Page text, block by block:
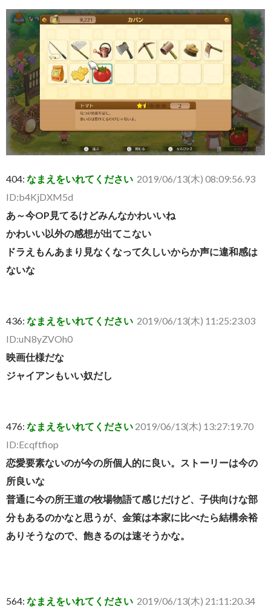
404: なまえをいれてください 2019/06/13(木) 08:09:56.93
ID:b4KjDXM5d
あ～今OP見てるけどみんなかわいいね
かわいい以外の感想が出てこない
ドラえもんあまり見なくなって久しいからか声に違和感は
ないな
436: なまえをいれてください 2019/06/13(木) 11:25:23.03
ID:uN8yZVOh0
映画仕様だな
ジャイアンもいい奴だし
476: なまえをいれてください 2019/06/13(木) 13:27:19.70
ID:Ecqftfiop
恋愛要素ないのが今の所個人的に良い。ストーリーは今の
所良いな
普通に今の所王道の牧場物語て感じだけど、子供向けな部
分もあるのかなと思うが、金策は本家に比べたら結構余裕
ありそうなので、飽きるのは速そうかな。
564: なまえをいれてください 2019/06/13(木) 21:11:20.34